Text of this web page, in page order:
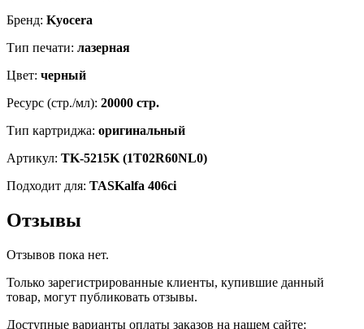
Бренд: Kyocera
Тип печати: лазерная
Цвет: черный
Ресурс (стр./мл): 20000 стр.
Тип картриджа: оригинальный
Артикул: TK-5215K (1T02R60NL0)
Подходит для: TASKalfa 406ci
Отзывы
Отзывов пока нет.
Только зарегистрированные клиенты, купившие данный
товар, могут публиковать отзывы.
Доступные варианты оплаты заказов на нашем сайте: